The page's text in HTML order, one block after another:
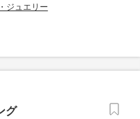
ジュエリー
グ